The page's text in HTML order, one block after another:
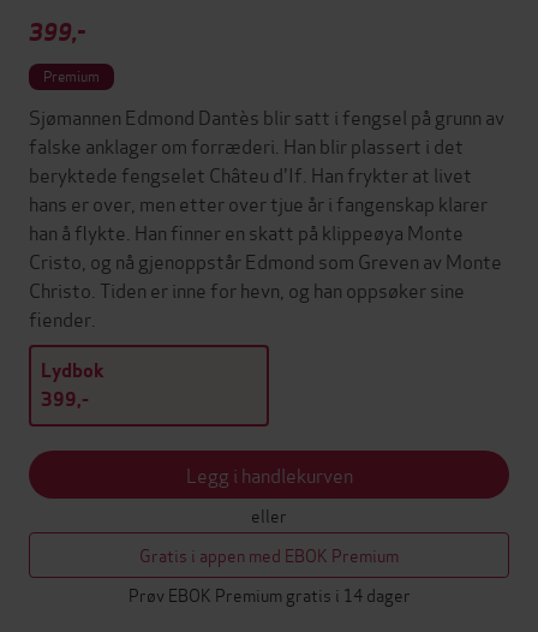
399,-
Premium
Sjømannen Edmond Dantès blir satt i fengsel på grunn av
falske anklager om forræderi. Han blir plassert i det
beryktede fengselet Châteu d'If. Han frykter at livet
hans er over, men etter over tjue år i fangenskap klarer
han å flykte. Han finner en skatt på klippeøya Monte
Cristo, og nå gjenoppstår Edmond som Greven av Monte
Christo. Tiden er inne for hevn, og han oppsøker sine
fiender.
Lydbok
399,-
Legg i handlekurven
eller
Gratis i appen med EBOK Premium
Prøv EBOK Premium gratis i 14 dager